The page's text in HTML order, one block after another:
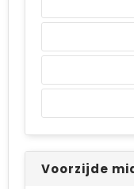
Voorzijde